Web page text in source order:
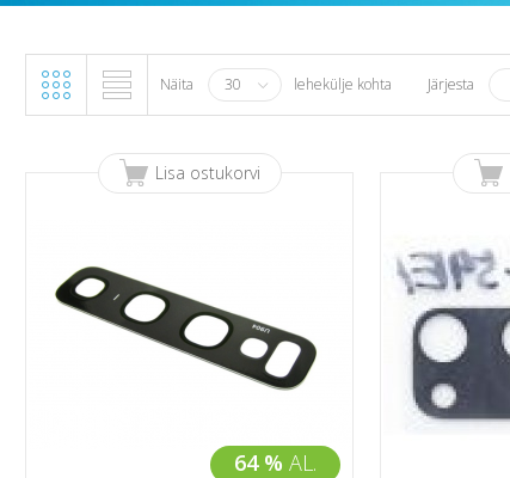
Näita 30 lehekülje kohta Järjesta
64 % AL.
Lisa ostukorvi